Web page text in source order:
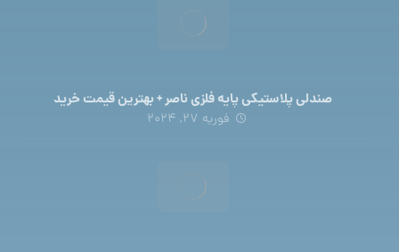
صندلی پلاستیکی پایه فلزی ناصر + بهترین قیمت خرید
فوریه 27, 2024